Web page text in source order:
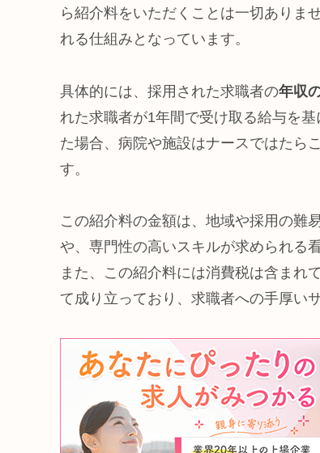
ら紹介料をいただくことは一切ありま
れる仕組みとなっています。
具体的には、採用された求職者の年収
れた求職者が1年間で受け取る給与を
た場合、病院や施設はナースではたら
す。
この紹介料の金額は、地域や採用の難
や、専門性の高いスキルが求められる
また、この紹介料には消費税は含まれ
て成り立っており、求職者への手厚い